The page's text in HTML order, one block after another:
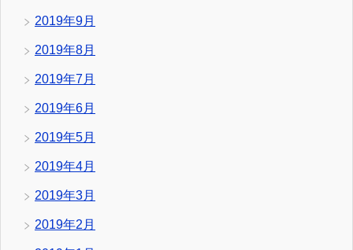
2019年9月
2019年8月
2019年7月
2019年6月
2019年5月
2019年4月
2019年3月
2019年2月